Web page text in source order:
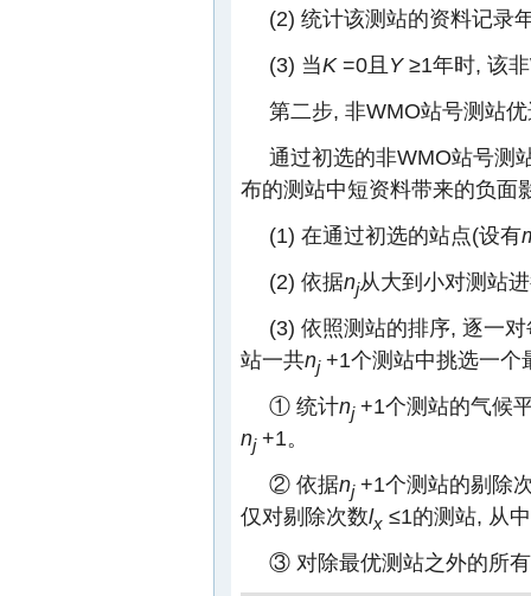
(2) 统计该测站的资料记录
(3) 当K=0且 Y≥1年时, 该
第二步, 非WMO站号测站
通过初选的非WMO站号测
布的测站中短资料带来的负面
(1) 在通过初选的站点(设有
(2) 依据nj从大到小对测站
(3) 依照测站的排序, 逐一
站一共nj+1个测站中挑选一个
① 统计nj+1个测站的气候
nj+1。
② 依据nj+1个测站的剔除
仅对剔除次数lx ≤1的测站, 从
③ 对除最优测站之外的所